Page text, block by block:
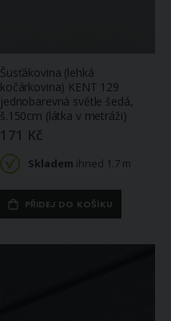
Šusťákovina (lehká
kočárkovina) KENT 129
jednobarevná světle šedá,
š.150cm (látka v metráži)
171 Kč
Skladem ihned 1.7 m
PŘIDEJ DO KOŠÍKU